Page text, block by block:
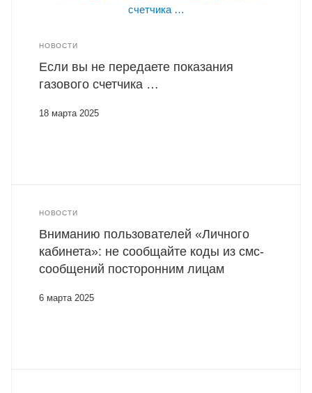
НОВОСТИ
Если вы не передаете показания
газового счетчика …
18 марта 2025
НОВОСТИ
Вниманию пользователей «Личного
кабинета»: не сообщайте коды из смс-
сообщений посторонним лицам
6 марта 2025